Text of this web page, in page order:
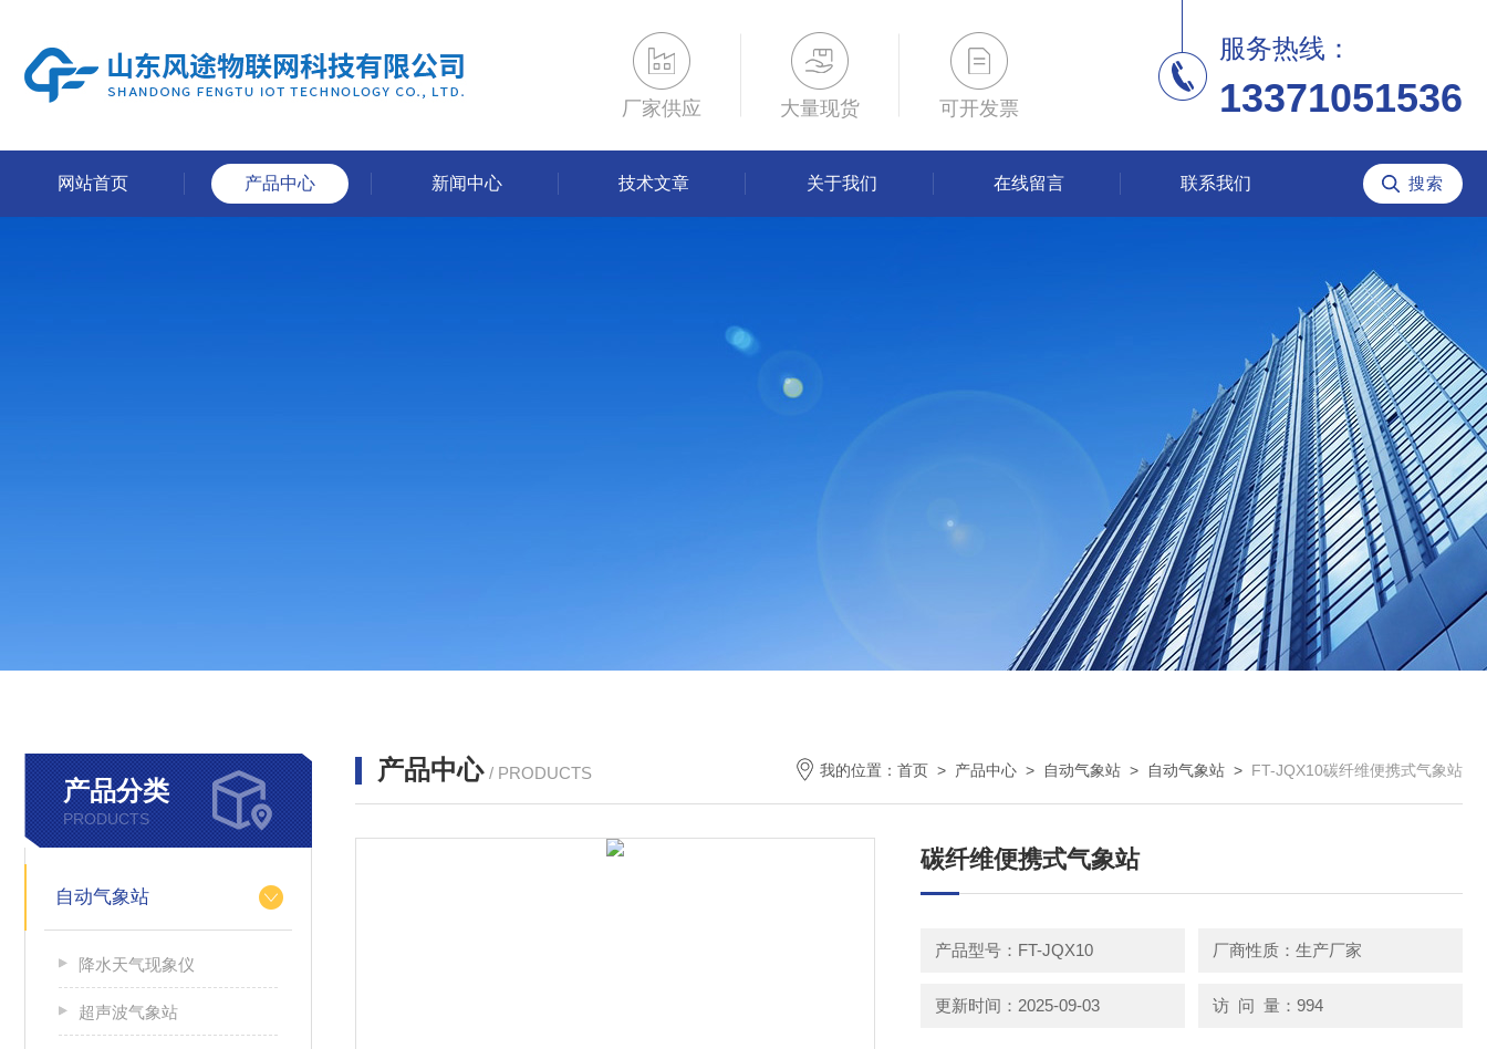
厂家供应 大量现货 可开发票
服务热线：
13371051536
网站首页 产品中心 新闻中心 技术文章 关于我们 在线留言 联系我们
产品分类
PRODUCTS
自动气象站
降水天气现象仪
超声波气象站
产品中心 / PRODUCTS 我的位置： 首页 > 产品中心 > 自动气象站 > 自动气象站 > FT-JQX10碳纤维便携式气象站
碳纤维便携式气象站
产品型号：FT-JQX10 厂商性质：生产厂家
更新时间：2025-09-03 访 问 量：994